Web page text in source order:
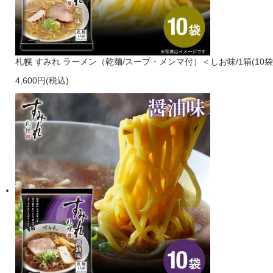
札幌 すみれ ラーメン（乾麺/スープ・メンマ付）＜しお味/1箱(10
4,600円(税込)